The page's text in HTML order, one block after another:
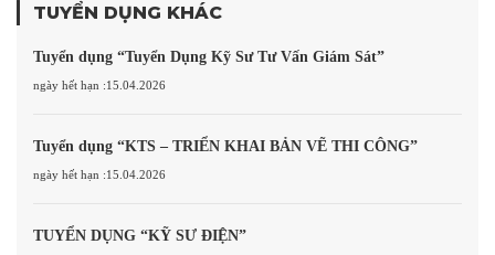
TUYỂN DỤNG KHÁC
Tuyển dụng “Tuyển Dụng Kỹ Sư Tư Vấn Giám Sát”
ngày hết hạn :15.04.2026
Tuyển dụng “KTS – TRIỂN KHAI BẢN VẼ THI CÔNG”
ngày hết hạn :15.04.2026
TUYỂN DỤNG “KỸ SƯ ĐIỆN”